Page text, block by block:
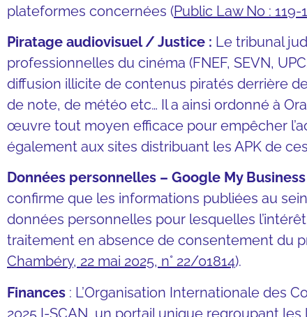
plateformes concernées (Public Law No : 119-
Piratage audiovisuel / Justice : Le tribunal
professionnelles du cinéma (FNEF, SEVN,
diffusion illicite de contenus piratés derrière
de note, de météo etc… Il a ainsi ordonné à
œuvre tout moyen efficace pour empêcher
également aux sites distribuant les APK de
Données personnelles – Google My
confirme que les informations publiées au
données personnelles pour lesquelles
traitement en absence de consentement du
Chambéry, 22 mai 2025, n° 22/01814).
Finances : L’Organisation Internationale des
2025 I-SCAN, un portail unique regroupant